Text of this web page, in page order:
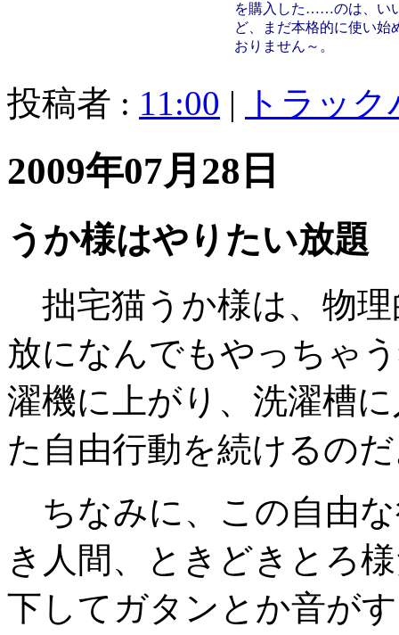
を購入した……のは、い
ど、まだ本格的に使い始
おりません～。
投稿者 : 11:00 | トラッ
2009年07月28日
うか様はやりたい放題
拙宅猫うか様は、物
放になんでもやっちゃ
濯機に上がり、洗濯槽
た自由行動を続けるの
ちなみに、この自由
き人間、ときどきとろ
下してガタンとか音が